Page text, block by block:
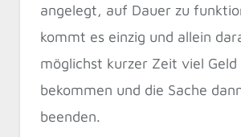
angelegt, auf Dauer zu
kommt es einzig und allein
möglichst kurzer Zeit viel Geld
bekommen und die Sache
beenden.